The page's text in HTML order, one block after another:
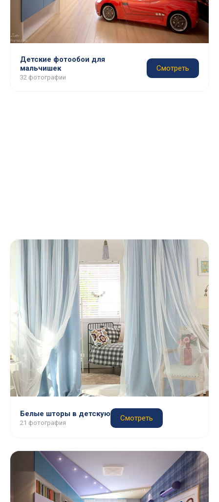
Детские фотообои для
мальчишек
32 фотографии
Смотреть
Белые шторы в детскую
21 фотография
Смотреть